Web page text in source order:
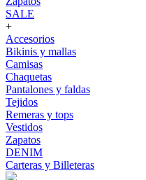
SALE
+
Accesorios
Bikinis y mallas
Camisas
Chaquetas
Pantalones y faldas
Tejidos
Remeras y tops
Vestidos
Zapatos
DENIM
Carteras y Billeteras